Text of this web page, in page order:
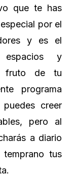
que te has
por el
y es el
espacios y
fruto de tu
programa
puedes creer
pero al
a diario
tus